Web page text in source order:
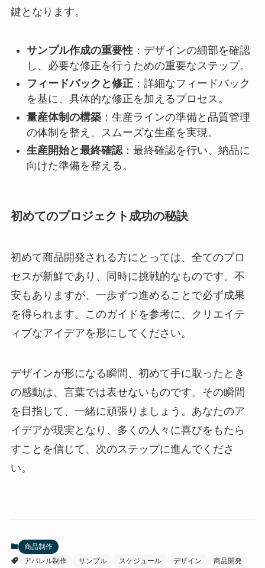
鍵となります。
サンプル作成の重要性：デザインの細部を確認
し、必要な修正を行うための重要なステップ。
フィードバックと修正：詳細なフィードバック
を基に、具体的な修正を加えるプロセス。
量産体制の構築：生産ラインの準備と品質管理
の体制を整え、スムーズな生産を実現。
生産開始と最終確認：最終確認を行い、納品に
向けた準備を整える。
初めてのプロジェクト成功の秘訣
初めて商品開発される方にとっては、全てのプロ
セスが新鮮であり、同時に挑戦的なものです。不
安もありますが、一歩ずつ進めることで必ず成果
を得られます。このガイドを参考に、クリエイテ
ィブなアイデアを形にしてください。
デザインが形になる瞬間、初めて手に取ったとき
の感動は、言葉では表せないものです。その瞬間
を目指して、一緒に頑張りましょう。あなたのア
イデアが現実となり、多くの人々に喜びをもたら
すことを信じて、次のステップに進んでくださ
い。
商品制作
アパレル制作
サンプル スケジュール デザイン
商品開発